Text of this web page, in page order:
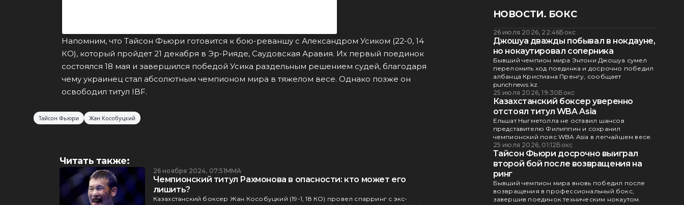
Напомним, что Тайсон Фьюри готовится к бою-реваншу с Александром Усиком (22-0, 14
КО), который пройдет 21 декабря в Эр-Рияде, Саудовская Аравия. Их первый поединок
состоялся 18 мая и завершился победой Усика раздельным решением судей, благодаря
чему украинец стал абсолютным чемпионом мира в тяжелом весе. Однако позже он
освободил титул IBF.
Тайсон Фьюри Жан Кособуцкий
Читать также:
26 ноября 2024, 07:51ММА
Чемпионский титул Рахмонова в опасности: кто может его
лишить?
Казахстанский боксер Жан Кособуцкий (19-1, 18 КО) провел спарринг с экс-
НОВОСТИ. БОКС
26 июля 2026, 22:46Бокс
Джошуа дважды побывал в нокдауне,
но нокаутировал соперника
Бывший чемпион мира Энтони Джошуа сумел
переломить ход поединка и досрочно победил
албанца Кристиана Пренгу, сообщает
punchnews.kz.
25 июля 2026, 19:30Бокс
Казахстанский боксер уверенно
отстоял титул WBA Asia
Ельшат Ныгметолла не оставил шансов
представителю Филиппин и сохранил
чемпионский пояс WBA Asia в легчайшем весе.
25 июля 2026, 01:12Бокс
Тайсон Фьюри досрочно выиграл
второй бой после возвращения на
ринг
Бывший чемпион мира вновь победил после
возвращения в профессиональный бокс,
завершив поединок техническим нокаутом.